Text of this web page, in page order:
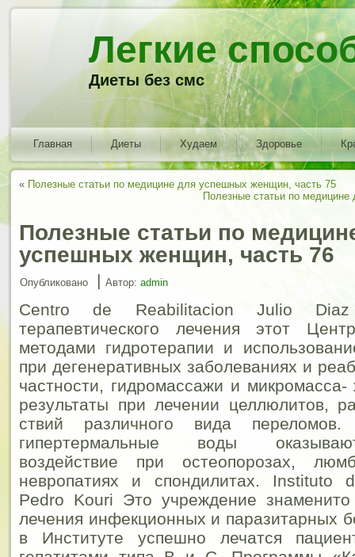
Легкие
Диеты без смс
Главная Диеты Худаем Здоровье
« Полезные статьи по медицине для успешных женщин, часть 75
Полезные статьи по
Полезные статьи по
успешных женщин, часть 76
Опубликовано | Автор: admin
Centro de Reabilitacion Julio
терапевтического лечения этот
методами гидротерапии и
при дегенеративных заболеваниях и
частности, гидромассажи и
результаты при лечении целлюлитов,
ствий различного вида
гипертермальные воды
воздействие при остеопорозах,
невропатиях и спондилитах. Instituto
Pedro Kouri Это учреждение
лечения инфекционных и паразитарных
в Институте успешно лечатся